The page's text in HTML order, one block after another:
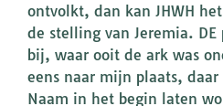
ontvolkt, dan kan JHWH
de stelling van Jeremia.
bij, waar ooit de ark was
eens naar mijn plaats,
Naam in het begin laten